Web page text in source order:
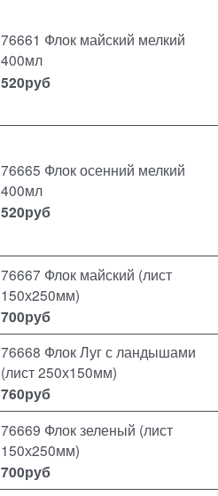
76661 Флок майский мелкий
400мл
520руб
76665 Флок осенний мелкий
400мл
520руб
76667 Флок майский (лист
150х250мм)
700руб
76668 Флок Луг с ландышами
(лист 250х150мм)
760руб
76669 Флок зеленый (лист
150х250мм)
700руб